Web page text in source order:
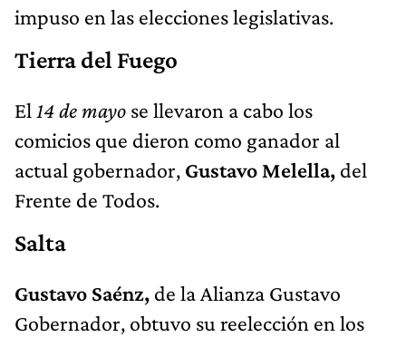
impuso en las elecciones legislativas.
Tierra del Fuego
El 14 de mayo se llevaron a cabo los
comicios que dieron como ganador al
actual gobernador, Gustavo Melella, del
Frente de Todos.
Salta
Gustavo Saénz, de la Alianza Gustavo
Gobernador, obtuvo su reelección en los